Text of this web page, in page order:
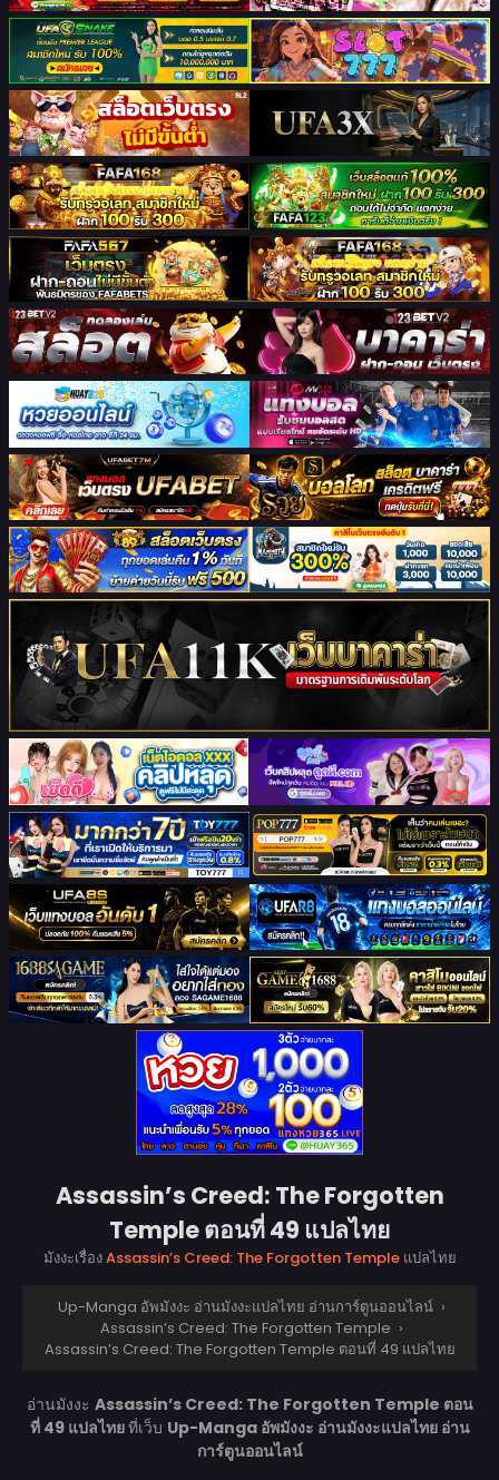
Assassin’s Creed: The Forgotten
Temple ตอนที่ 49 แปลไทย
มังงะเรื่องAssassin’s Creed: The Forgotten Templeแปลไทย
Up-Manga อัพมังงะ อ่านมังงะแปลไทย อ่านการ์ตูนออนไลน์ ›
Assassin’s Creed: The Forgotten Temple ›
Assassin’s Creed: The Forgotten Temple ตอนที่ 49 แปลไทย
อ่านมังงะ Assassin’s Creed: The Forgotten Temple ตอน
ที่ 49 แปลไทยที่เว็บ Up-Manga อัพมังงะ อ่านมังงะแปลไทย อ่าน
การ์ตูนออนไลน์